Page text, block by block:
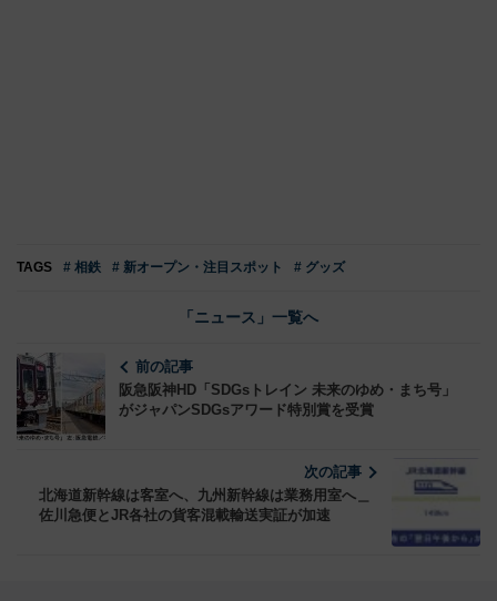
TAGS # 相鉄 # 新オープン・注目スポット # グッズ
「ニュース」一覧へ
前の記事
阪急阪神HD「SDGsトレイン 未来のゆめ・まち号」
がジャパンSDGsアワード特別賞を受賞
次の記事
北海道新幹線は客室へ、九州新幹線は業務用室へ＿
佐川急便とJR各社の貨客混載輸送実証が加速